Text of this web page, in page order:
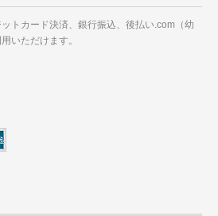
トカード決済、銀行振込、後払い.com（幼
いただけます。